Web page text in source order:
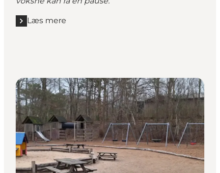
Læs mere
Læs mere "Eventyrlegepladsen i Enghaven"